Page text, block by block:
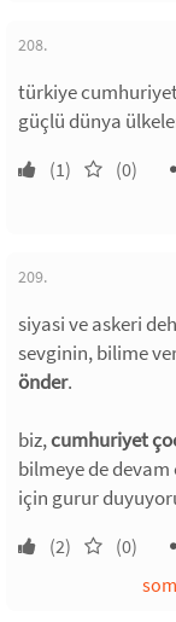
208.
türkiye
güçlü dünya
(1) (0)
209.
siyasi ve askeri
sevginin, bilime
önder.
biz,cumhuriyet
bilmeye de
için gurur
(2) (0)